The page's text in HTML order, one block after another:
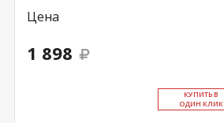
Цена
1 898
КУ­ПИТЬ В
ОДИН КЛИК